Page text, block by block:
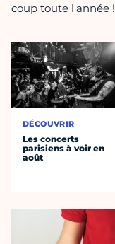
coup toute l'année !
DÉCOUVRIR
Les concerts
parisiens à voir en
août